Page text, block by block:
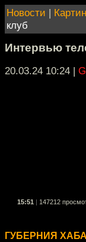
Новости |
клуб
Интервью
20.03.24 10:24 |
15:51 147212
ГУБЕРНИЯ